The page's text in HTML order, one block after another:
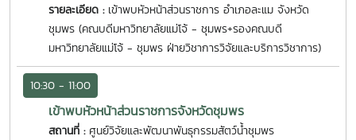
รายละเอียด : เข้าพบหัวหน้าส่วนราชการ อำเภอละแม จังหวัด
ชุมพร (คณบดีมหาวิทยาลัยแม่โจ้ - ชุมพร+รองคณบดี
มหาวิทยาลัยแม่โจ้ - ชุมพร ฝ่ายวิชาการวิจัยและบริการวิชาการ)
10:30 - 11:00
เข้าพบหัวหน้าส่วนราชการจังหวัดชุมพร
สถานที่ : ศูนย์วิจัยและพัฒนาพันธุกรรมสัตว์น้ำชุมพร